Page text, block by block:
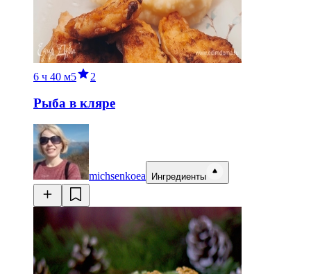
6 ч 40 м5 2
Рыба в кляре
michsenkoea Ингредиенты